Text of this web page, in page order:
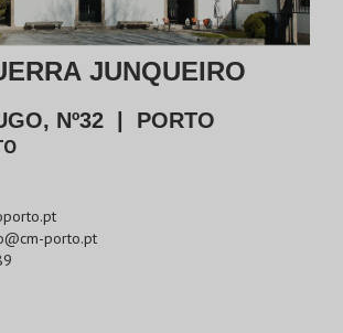
JUNQUEIRO
Nº32 PORTO
porto.pt